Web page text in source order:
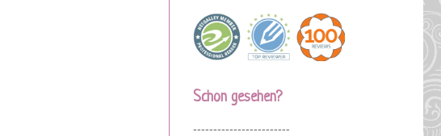
Schon gesehen?
------------------------